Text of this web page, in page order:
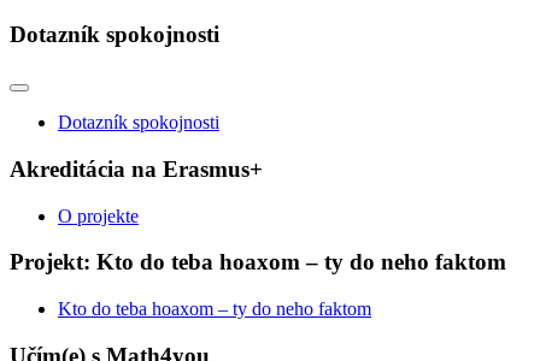
Dotazník spokojnosti
Dotazník spokojnosti
Akreditácia na Erasmus+
O projekte
Projekt: Kto do teba hoaxom – ty do neho faktom
Kto do teba hoaxom – ty do neho faktom
Učím(e) s Math4you